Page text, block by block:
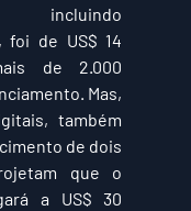
incluindo
foi de US$ 14
de 2.000
Mas,
também
de dois
que o
a US$ 30